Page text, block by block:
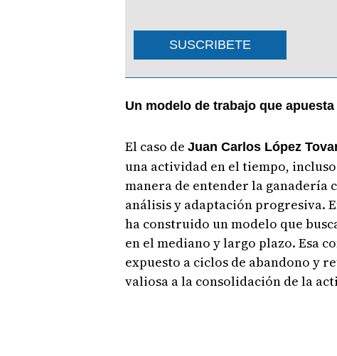
SUSCRIBETE
Un modelo de trabajo que
El caso de Juan Carlos López
una actividad en el tiempo,
manera de entender la
análisis y adaptación progresiva.
ha construido un modelo que
en el mediano y largo plazo. Esa
expuesto a ciclos de abandono y
valiosa a la consolidación de la